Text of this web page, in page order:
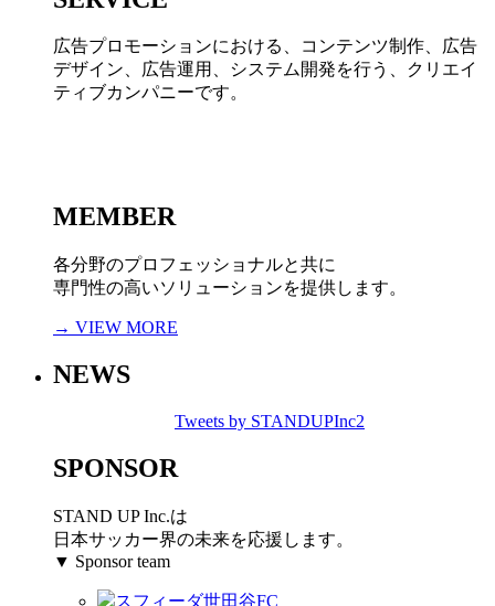
広告プロモーションにおける、コンテンツ制作、広告
デザイン、広告運用、システム開発を行う、
クリエイ
ティブカンパニーです。
MEMBER
各分野のプロフェッショナルと共に
専門性の高いソリューションを提供します。
→ VIEW MORE
NEWS
Tweets by STANDUPInc2
SPONSOR
STAND UP Inc.は
日本サッカー界の未来を応援します。
▼ Sponsor team
スフィーダ世田谷FC